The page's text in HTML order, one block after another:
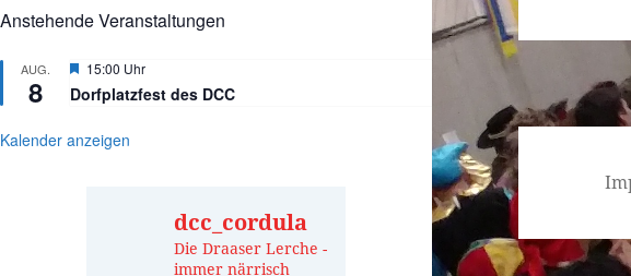
Anstehende Veranstaltungen
AUG.
8
Hervorgehoben
15:00 Uhr
Dorfplatzfest des DCC
Kalender anzeigen
dcc_cordula
Die Draaser Lerche -
immer närrisch